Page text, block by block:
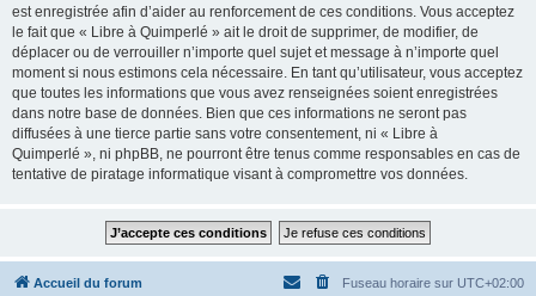
est enregistrée afin d’aider au renforcement de ces conditions. Vous acceptez
le fait que « Libre à Quimperlé » ait le droit de supprimer, de modifier, de
déplacer ou de verrouiller n’importe quel sujet et message à n’importe quel
moment si nous estimons cela nécessaire. En tant qu’utilisateur, vous acceptez
que toutes les informations que vous avez renseignées soient enregistrées
dans notre base de données. Bien que ces informations ne seront pas
diffusées à une tierce partie sans votre consentement, ni « Libre à
Quimperlé », ni phpBB, ne pourront être tenus comme responsables en cas de
tentative de piratage informatique visant à compromettre vos données.
Accueil du forum Fuseau horaire sur UTC+02:00